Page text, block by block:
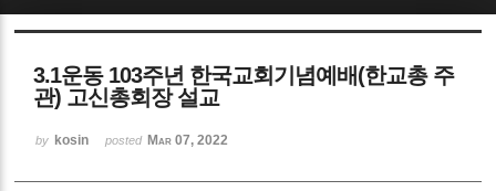
3.1운동 103주년 한국교회기념예배(한교총 주
관) 고신총회장 설교
by kosin posted Mar 07, 2022
Sketchbook5, 스케치북5